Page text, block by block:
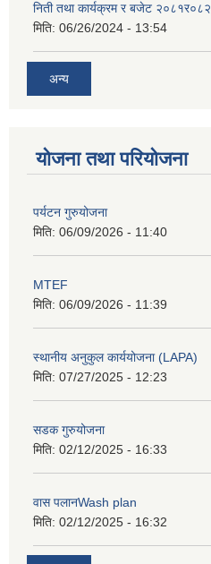
निती तथा कार्यक्रम र बजेट २०८१र०८२
मिति: 06/26/2024 - 13:54
अन्य
योजना तथा परियोजना
पर्यटन गुरुयोजना
मिति: 06/09/2026 - 11:40
MTEF
मिति: 06/09/2026 - 11:39
स्थानीय अनुकुल कार्ययोजना (LAPA)
मिति: 07/27/2025 - 12:23
सडक गुरुयोजना
मिति: 02/12/2025 - 16:33
वास पलानWash plan
मिति: 02/12/2025 - 16:32